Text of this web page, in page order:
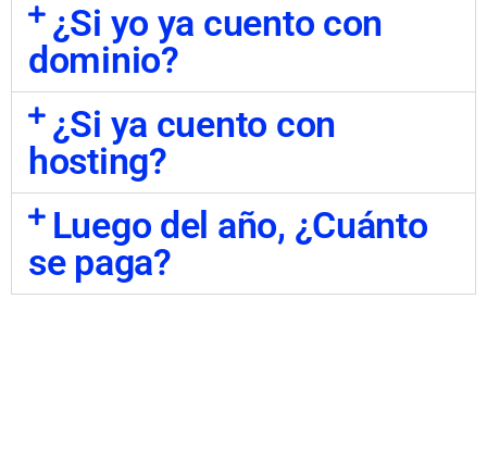
¿Si yo ya cuento con
dominio?
¿Si ya cuento con
hosting?
Luego del año, ¿Cuánto
se paga?